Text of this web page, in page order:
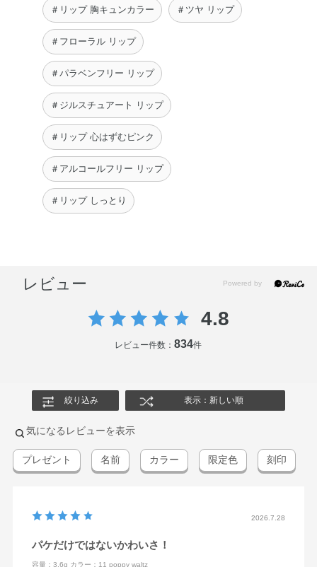
＃リップ 胸キュンカラー ＃ツヤ リップ
＃フローラル リップ
＃パラベンフリー リップ
＃ジルスチュアート リップ
＃リップ 心はずむピンク
＃アルコールフリー リップ
＃リップ しっとり
レビュー
4.8
レビュー件数：834件
絞り込み 表示：新しい順
気になるレビューを表示
プレゼント 名前 カラー 限定色 刻印
2026.7.28
パケだけではないかわいさ！
容量：3.6g カラー：11 poppy waltz